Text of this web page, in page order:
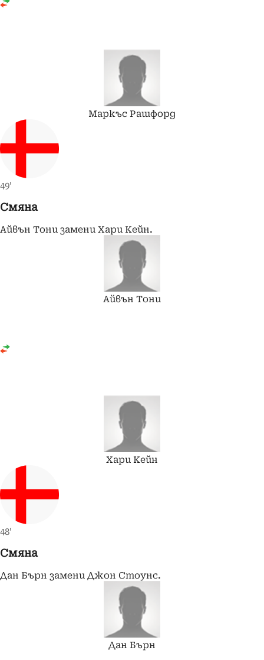
Маркъс Рашфорд
49'
Смяна
Айвън Тони замени Хари Кейн.
Айвън Тони
Хари Кейн
48'
Смяна
Дан Бърн замени Джон Стоунс.
Дан Бърн